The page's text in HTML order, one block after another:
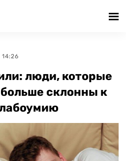
14:26
люди, которые
склонны к